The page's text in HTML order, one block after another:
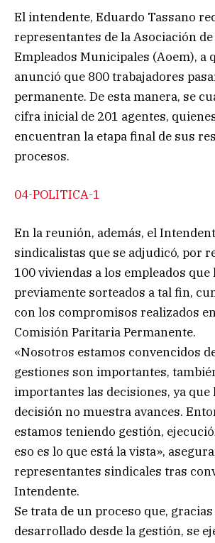
El intendente, Eduardo Tassano
representantes de la Asociación
Empleados Municipales (Aoem), a
anunció que 800 trabajadores
permanente. De esta manera, se
cifra inicial de 201 agentes,
encuentran la etapa final de sus
procesos.
04-POLITICA-1
En la reunión, además, el
sindicalistas que se adjudicó, por
100 viviendas a los empleados que
previamente sorteados a tal fin,
con los compromisos realizados
Comisión Paritaria Permanente.
«Nosotros estamos convencidos
gestiones son importantes,
importantes las decisiones, ya
decisión no muestra avances.
estamos teniendo gestión,
eso es lo que está la vista»,
representantes sindicales tras
Intendente.
Se trata de un proceso que,
desarrollado desde la gestión, se